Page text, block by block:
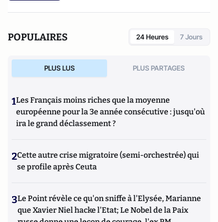
POPULAIRES 24 Heures 7 Jours
PLUS LUS PLUS PARTAGES
1Les Français moins riches que la moyenne
européenne pour la 3e année consécutive : jusqu'où
ira le grand déclassement ?
2Cette autre crise migratoire (semi-orchestrée) qui
se profile après Ceuta
3Le Point révèle ce qu'on sniffe à l'Elysée, Marianne
que Xavier Niel hacke l'Etat; Le Nobel de la Paix